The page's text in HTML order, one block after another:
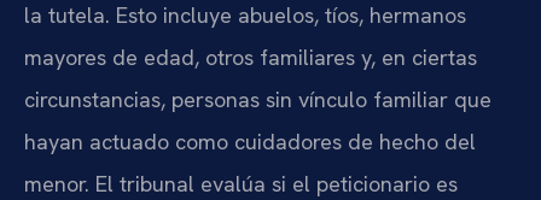
la tutela. Esto incluye abuelos, tíos, hermanos
mayores de edad, otros familiares y, en ciertas
circunstancias, personas sin vínculo familiar que
hayan actuado como cuidadores de hecho del
menor. El tribunal evalúa si el peticionario es